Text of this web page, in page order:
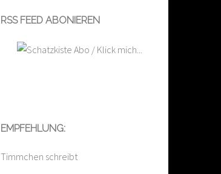
RSS FEED ABONIEREN
EMPFEHLUNG:
Timmchen schreibt